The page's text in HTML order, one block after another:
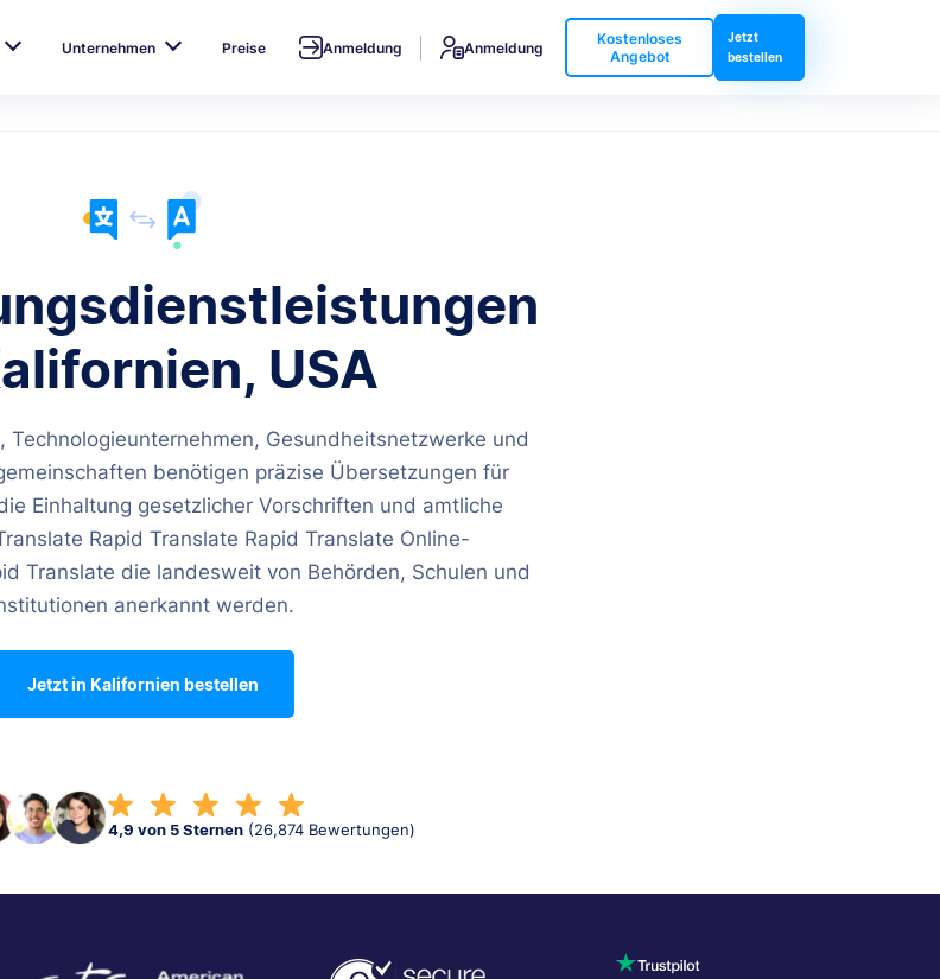
Unternehmen Preise Anmeldung Anmeldung
Kostenloses
Angebot
Jetzt
bestellen
USA
Technologieunternehmen, Gesundheitsnetzwerke und
benötigen präzise Übersetzungen für
Einhaltung gesetzlicher Vorschriften und amtliche
Rapid Translate Rapid Translate Online-
Translate die landesweit von Behörden, Schulen und
anerkannt werden.
Jetzt in Kalifornien bestellen
4,9 von 5 Sternen (26,874 Bewertungen)